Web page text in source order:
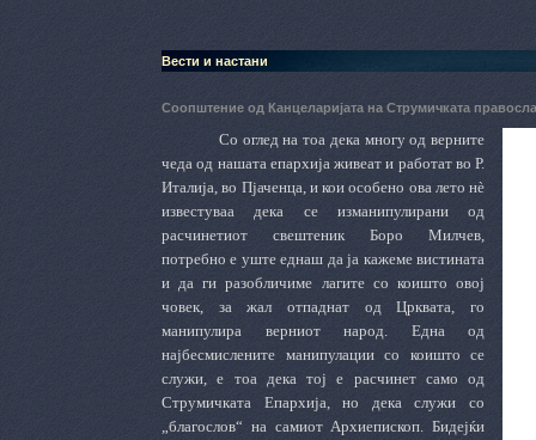
Вести и настани
Соопштение од Канцеларијата на Струмичката
Со оглед на тоа дека многу од верните
чеда од нашата епархија живеат и работат во Р.
Италија,во Пјаченца, и кои особено ова лето нѐ
известуваа дека се изманипулирани од
расчинетиот свештеник Боро Милчев,
потребно е уште еднаш да ја кажеме вистината
и да ги разобличиме лагите со коишто овој
човек, за жал отпаднат од Црквата, го
манипулира верниот народ. Една од
најбесмислените манипулации со коишто се
служи, е тоа дека тој е расчинет само од
Струмичката Епархија, но дека служи со
„благослов“ на самиот Архиепископ. Бидејќи